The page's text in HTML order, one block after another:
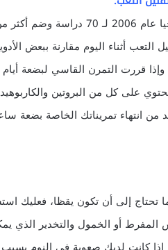
التعب أثناء اليوم مقارنة ببعض
لمدة 30 دقيقة في اليوم، وإذا قررت التمرن
تحتوي على كل من البروتين
من انتهاء تمريناتك الخاصة بضعة
تحتاج إلى أن تكون يقظا، فعليك
المفرط أو الخمول والتخدير